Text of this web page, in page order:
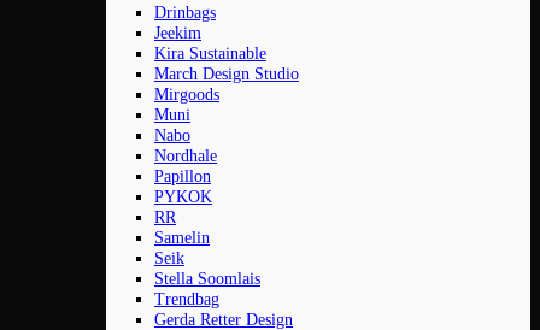
Drinbags
Jeekim
Kira Sustainable
March Design Studio
Mirgoods
Muni
Nabo
Nordhale
Papillon
PYKOK
RR
Samelin
Seik
Stella Soomlais
Trendbag
Gerda Retter Design